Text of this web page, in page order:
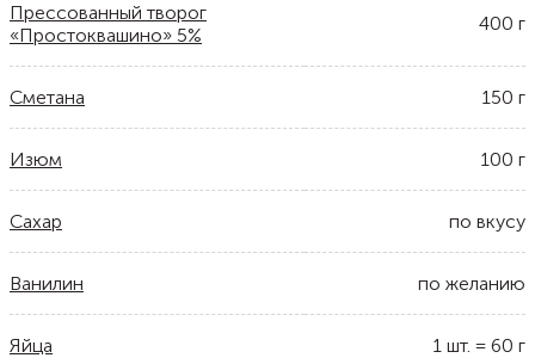
Прессованный творог
«Простоквашино» 5%
400 г
Сметана 150 г
Изюм 100 г
Сахар по вкусу
Ванилин по желанию
Яйца 1 шт. = 60 г